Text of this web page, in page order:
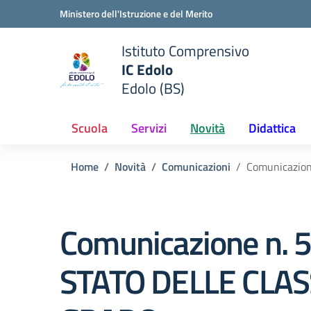
Vai ai contenuti
Vai al menu di navigazioneMinistero dell'Istruzione e del Merito
scuola
Istituto Comprensivo
IC Edolo
Edolo (BS)
Scuola Servizi Novità Didattica
Home Novità Comunicazioni
Comunicazione n.
STATO DELLE